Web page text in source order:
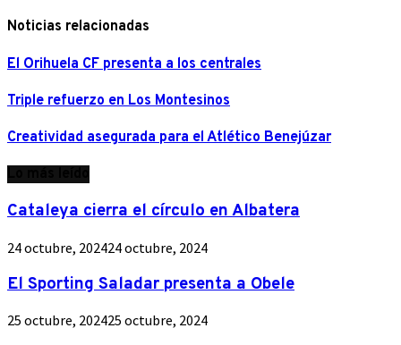
Noticias relacionadas
El Orihuela CF presenta a los centrales
Triple refuerzo en Los Montesinos
Creatividad asegurada para el Atlético Benejúzar
Cataleya cierra el círculo en Albatera
24 octubre, 202424 octubre, 2024
El Sporting Saladar presenta a Obele
25 octubre, 202425 octubre, 2024